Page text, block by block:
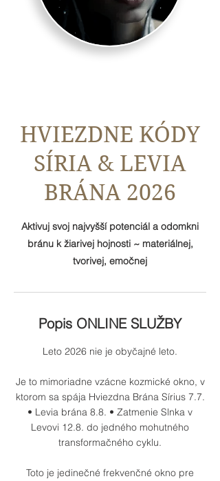
HVIEZDNE KÓDY
SÍRIA & LEVIA
BRÁNA 2026
Aktivuj svoj najvyšší potenciál a odomkni
bránu k žiarivej hojnosti ~ materiálnej,
tvorivej, emočnej
Popis ONLINE SLUŽBY
Leto 2026 nie je obyčajné leto.
Je to mimoriadne vzácne kozmické okno, v
ktorom sa spája Hviezdna Brána Sírius 7.7.
• Levia brána 8.8. • Zatmenie Slnka v
Levovi 12.8. do jedného mohutného
transformačného cyklu.
Toto je jedinečné frekvenčné okno pre